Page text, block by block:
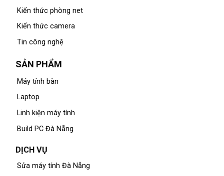
Kiến thức phòng net
Kiến thức camera
Tin công nghệ
SẢN PHẨM
Máy tính bàn
Laptop
Linh kiện máy tính
Build PC Đà Nẵng
DỊCH VỤ
Sửa máy tính Đà Nẵng